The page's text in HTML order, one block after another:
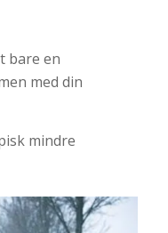
bare en
med din
mindre